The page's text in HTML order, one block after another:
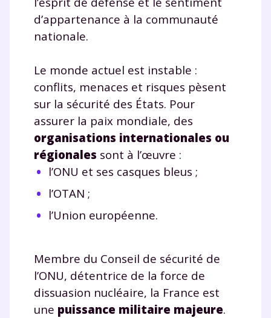
d’appartenance à la communauté
nationale.
Le monde actuel est instable :
conflits, menaces et risques pèsent
sur la sécurité des États. Pour
assurer la paix mondiale, des
organisations internationales ou
régionales sont à l’œuvre :
l’ONU et ses casques bleus ;
l’OTAN ;
l’Union européenne.
Membre du Conseil de sécurité de
l’ONU, détentrice de la force de
dissuasion nucléaire, la France est
une puissance militaire majeure.